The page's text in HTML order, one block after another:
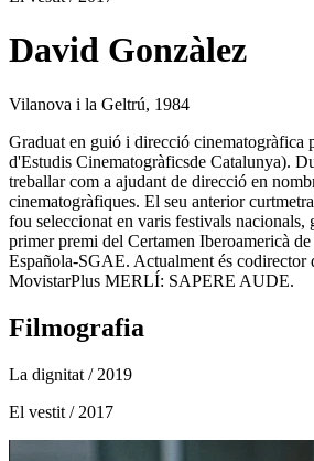
David Gonzàlez
Vilanova i la Geltrú, 1984
Graduat en guió i direcció cinematogràfica
d'Estudis Cinematogràficsde Catalunya).
treballar com a ajudant de direcció en
cinematogràfiques. El seu anterior
fou seleccionat en varis festivals nacionals,
primer premi del Certamen Iberoamericà
Española-SGAE. Actualment és codirector
MovistarPlus MERLÍ: SAPERE AUDE.
Filmografia
La dignitat / 2019
El vestit / 2017